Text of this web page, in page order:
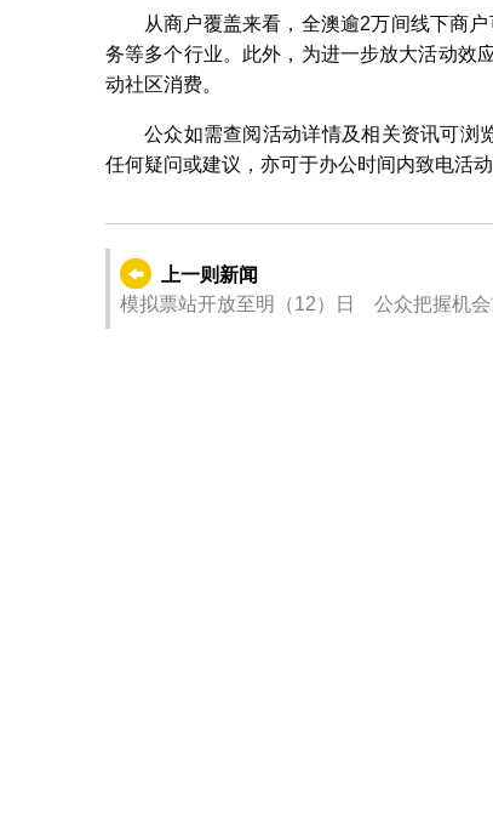
从商户覆盖来看，全澳逾2万间线下商
务等多个行业。此外，为进一步放大活动效
动社区消费。
公众如需查阅活动详情及相关资讯可浏
任何疑问或建议，亦可于办公时间内致电活
上一则新闻
模拟票站开放至明（12）日 公众把握机会